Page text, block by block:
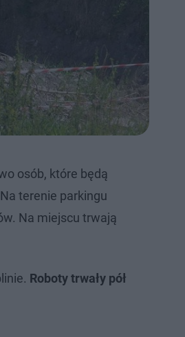
osób, które będą
terenie parkingu
Na miejscu trwają
Roboty trwały pół